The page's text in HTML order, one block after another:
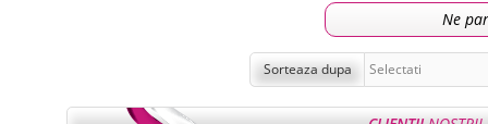
Ne
Sorteaza dupa